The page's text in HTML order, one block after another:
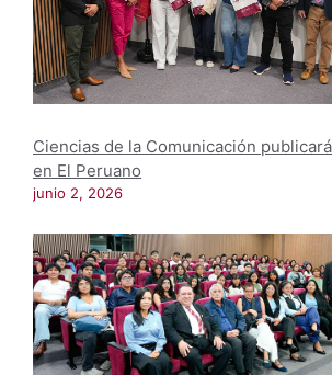
Ciencias de la Comunicación
en El Peruano
junio 2, 2026